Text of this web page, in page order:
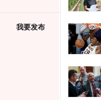
我要发布